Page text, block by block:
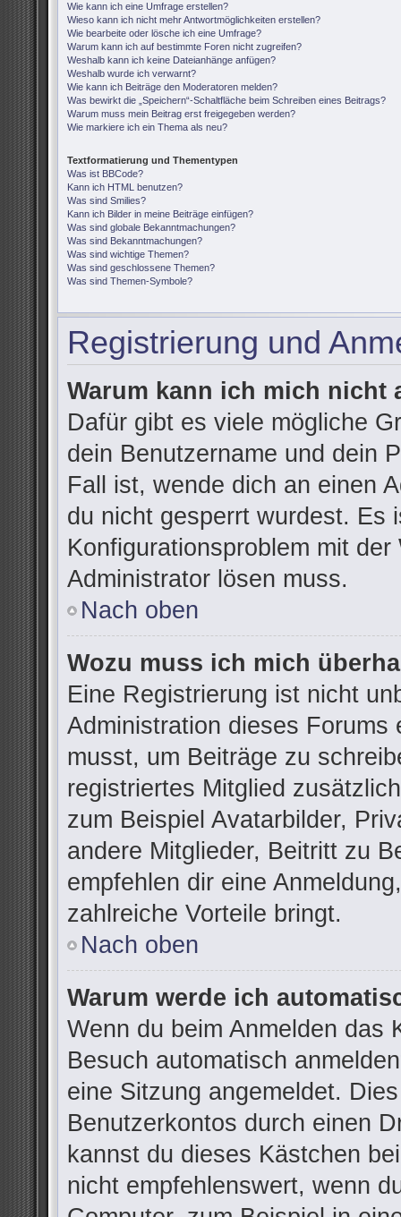
Wie kann ich eine Umfrage erstellen?
Wieso kann ich nicht mehr Antwortmöglichkeiten erstellen?
Wie bearbeite oder lösche ich eine Umfrage?
Warum kann ich auf bestimmte Foren nicht zugreifen?
Weshalb kann ich keine Dateianhänge anfügen?
Weshalb wurde ich verwarnt?
Wie kann ich Beiträge den Moderatoren melden?
Was bewirkt die „Speichern“-Schaltfläche beim Schreiben eines Beitrags?
Warum muss mein Beitrag erst freigegeben werden?
Wie markiere ich ein Thema als neu?
Textformatierung und Thementypen
Was ist BBCode?
Kann ich HTML benutzen?
Was sind Smilies?
Kann ich Bilder in meine Beiträge einfügen?
Was sind globale Bekanntmachungen?
Was sind Bekanntmachungen?
Was sind wichtige Themen?
Was sind geschlossene Themen?
Was sind Themen-Symbole?
Registrierung und
Warum kann ich mich nicht
Dafür gibt es viele mögliche
dein Benutzername und dein
Fall ist, wende dich an einen
du nicht gesperrt wurdest. Es
Konfigurationsproblem mit
Administrator lösen muss.
Nach oben
Wozu muss ich mich
Eine Registrierung ist nicht
Administration dieses
musst, um Beiträge zu
registriertes Mitglied
zum Beispiel Avatarbilder,
andere Mitglieder, Beitritt zu
empfehlen dir eine
zahlreiche Vorteile bringt.
Nach oben
Warum werde ich
Wenn du beim Anmelden das
Besuch automatisch
eine Sitzung angemeldet.
Benutzerkontos durch einen
kannst du dieses Kästchen
nicht empfehlenswert, wenn